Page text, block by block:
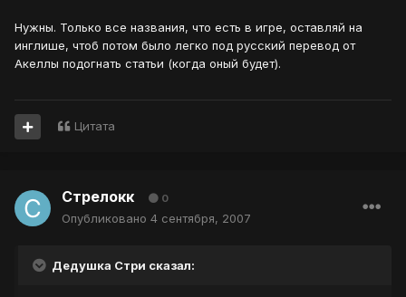
Нужны. Только все названия, что есть в игре, оставляй на
инглише, чтоб потом было легко под русский перевод от
Акеллы подогнать статьи (когда оный будет).
Цитата
Стрелокк 0
Опубликовано 4 сентября, 2007
Дедушка Стри сказал: